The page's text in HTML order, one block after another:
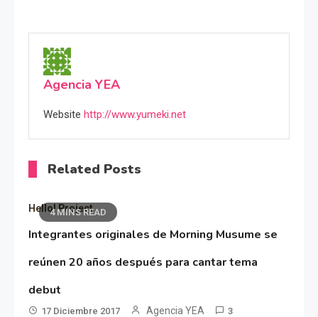
Agencia YEA
Website http://www.yumeki.net
Related Posts
4 MINS READ
Hello! Project
Integrantes originales de Morning Musume se
reúnen 20 años después para cantar tema
debut
17 Diciembre 2017 Agencia YEA 3